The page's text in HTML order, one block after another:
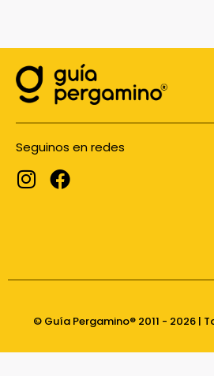
Seguinos en redes
© Guía Pergamino® 2011 - 2026 |